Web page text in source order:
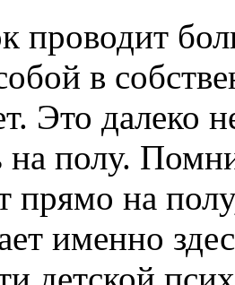
проводит
в
Это далеко
на полу.
прямо на
именно